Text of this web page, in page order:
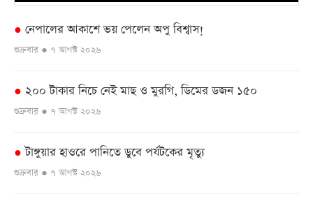
● নেপালের আকাশে ভয় পেলেন অপু বিশ্বাস!
শুক্রবার ● ৭ আগস্ট ২০২৬
● ২০০ টাকার নিচে নেই মাছ ও মুরগি, ডিমের ডজন ১৫০
শুক্রবার ● ৭ আগস্ট ২০২৬
● টাঙ্গুয়ার হাওরে পানিতে ডুবে পর্যটকের মৃত্যু
শুক্রবার ● ৭ আগস্ট ২০২৬